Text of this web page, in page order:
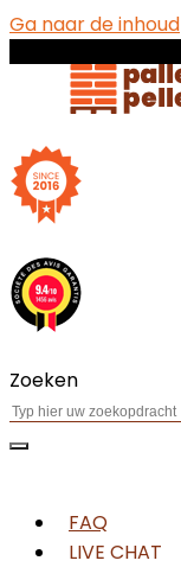
Ga naar de inhoud
Zoeken
FAQ
LIVE CHAT